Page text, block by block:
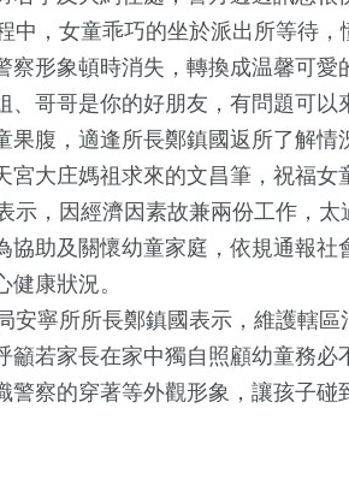
，女童乖巧的坐於派出所等待，
察形象頓時消失，轉換成温馨可
、哥哥是你的好朋友，有問題可
果腹，適逢所長鄭鎮國返所了解
宮大庄媽祖求來的文昌筆，祝福女
，因經濟因素故兼兩份工作，太
協助及關懷幼童家庭，依規通報
健康狀況。
寧所所長鄭鎮國表示，維護轄區
籲若家長在家中獨自照顧幼童務
警察的穿著等外觀形象，讓孩子碰
831+
文教
314+
藝文
82+
影視
18+
2024總統大選